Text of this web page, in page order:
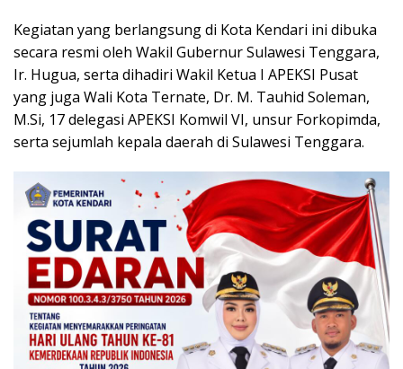
Kegiatan yang berlangsung di Kota Kendari ini dibuka
secara resmi oleh Wakil Gubernur Sulawesi Tenggara,
Ir. Hugua, serta dihadiri Wakil Ketua I APEKSI Pusat
yang juga Wali Kota Ternate, Dr. M. Tauhid Soleman,
M.Si, 17 delegasi APEKSI Komwil VI, unsur Forkopimda,
serta sejumlah kepala daerah di Sulawesi Tenggara.